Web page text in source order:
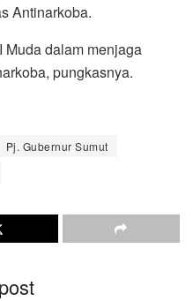
Antinarkoba.
Muda dalam menjaga
pungkasnya.
Pj. Gubernur Sumut